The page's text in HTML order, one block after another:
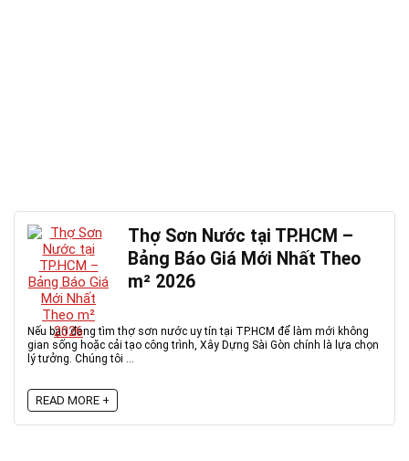
Thợ Sơn Nước tại TP.HCM –
Bảng Báo Giá Mới Nhất Theo
m² 2026
Nếu bạn đang tìm thợ sơn nước uy tín tại TP.HCM để làm mới không
gian sống hoặc cải tạo công trình, Xây Dựng Sài Gòn chính là lựa chọn
lý tưởng. Chúng tôi ...
READ MORE +